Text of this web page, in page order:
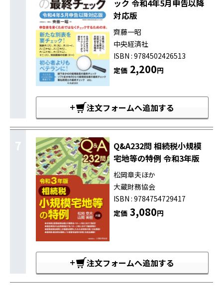
ック 令和4年5月申告以降
対応版
齊藤一昭
中央経済社
ISBN : 9784502426513
定価2,200円
注文フォームへ追加する
7
Q&A232問 相続税小規模
宅地等の特例 令和3年版
松岡章夫ほか
大蔵財務協会
ISBN : 9784754729417
定価3,080円
注文フォームへ追加する